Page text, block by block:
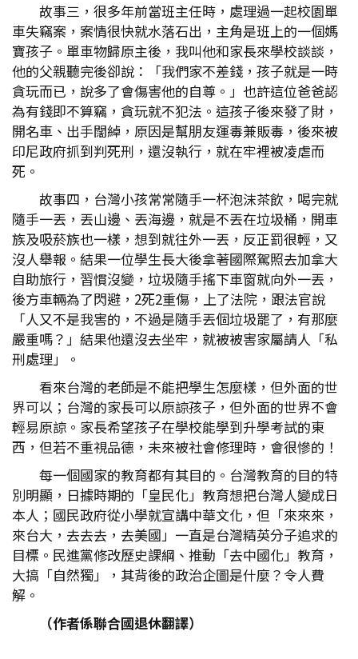
故事三，很多年前當班主任時，處理過一起校園單
車失竊案，案情很快就水落石出，主角是班上的一個媽
寶孩子。單車物歸原主後，我叫他和家長來學校談談，
他的父親聽完後卻說：「我們家不差錢，孩子就是一時
貪玩而已，說多了會傷害他的自尊。」也許這位爸爸認
為有錢即不算竊，貪玩就不犯法。這孩子後來發了財，
開名車、出手闊綽，原因是幫朋友運毒兼販毒，後來被
印尼政府抓到判死刑，還沒執行，就在牢裡被凌虐而
死。
故事四，台灣小孩常常隨手一杯泡沫茶飲，喝完就
隨手一丟，丟山邊、丟海邊，就是不丟在垃圾桶，開車
族及吸菸族也一樣，想到就往外一丟，反正罰很輕，又
沒人舉報。結果一位學生長大後拿著國際駕照去加拿大
自助旅行，習慣沒變，垃圾隨手搖下車窗就向外一丟，
後方車輛為了閃避，2死2重傷，上了法院，跟法官說
「人又不是我害的，不過是隨手丟個垃圾罷了，有那麼
嚴重嗎？」結果他還沒去坐牢，就被被害家屬請人「私
刑處理」。
看來台灣的老師是不能把學生怎麼樣，但外面的世
界可以；台灣的家長可以原諒孩子，但外面的世界不會
輕易原諒。家長希望孩子在學校能學到升學考試的東
西，但若不重視品德，未來被社會修理時，會很慘的！
每一個國家的教育都有其目的。台灣教育的目的特
別明顯，日據時期的「皇民化」教育想把台灣人變成日
本人；國民政府從小學就宣講中華文化，但「來來來，
來台大，去去去，去美國」一直是台灣精英分子追求的
目標。民進黨修改歷史課綱、推動「去中國化」教育，
大搞「自然獨」，其背後的政治企圖是什麼？令人費
解。
（作者係聯合國退休翻譯）